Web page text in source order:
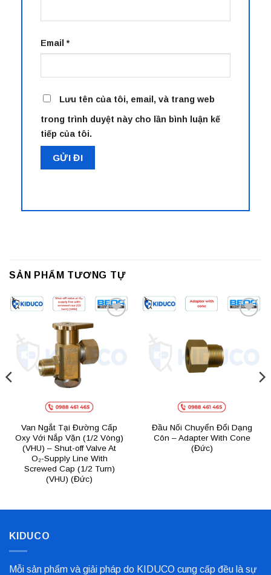
Email*
Lưu tên của tôi, email, và trang web
trong trình duyệt này cho lần bình luận kế
tiếp của tôi.
SẢN PHẨM TƯƠNG TỰ
Van Ngắt Tại Đường Cấp
Oxy Với Nắp Vặn (1/2 Vòng)
(VHU) – Shut-off Valve At
O₂-Supply Line With
Screwed Cap (1/2 Turn)
(VHU) (Đức)
Đầu Nối Chuyển Đổi Dạng
Côn – Adapter With Cone
(Đức)
KIDUCO
Mỗi sản phẩm và giải pháp do KIDUCO cung cấp đều là sự